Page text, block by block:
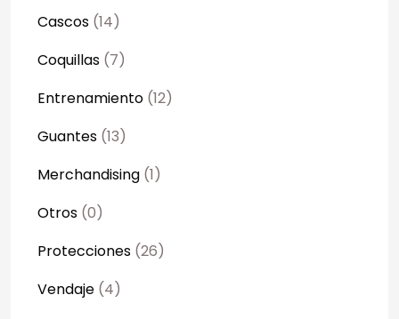
Cascos (14)
Coquillas (7)
Entrenamiento (12)
Guantes (13)
Merchandising (1)
Otros (0)
Protecciones (26)
Vendaje (4)